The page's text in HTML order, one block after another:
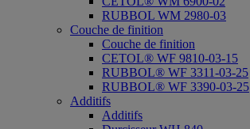
RUBBOL WM 2980-03
Couche de finition
Couche de finition
CETOL® WF 9810-03-15
RUBBOL® WF 3311-03-25
RUBBOL® WF 3390-03-25
Additifs
Additifs